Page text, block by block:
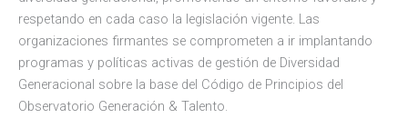
respetando en cada caso la legislación vigente. Las
organizaciones firmantes se comprometen a ir implantando
programas y políticas activas de gestión de Diversidad
Generacional sobre la base del Código de Principios del
Observatorio Generación & Talento.